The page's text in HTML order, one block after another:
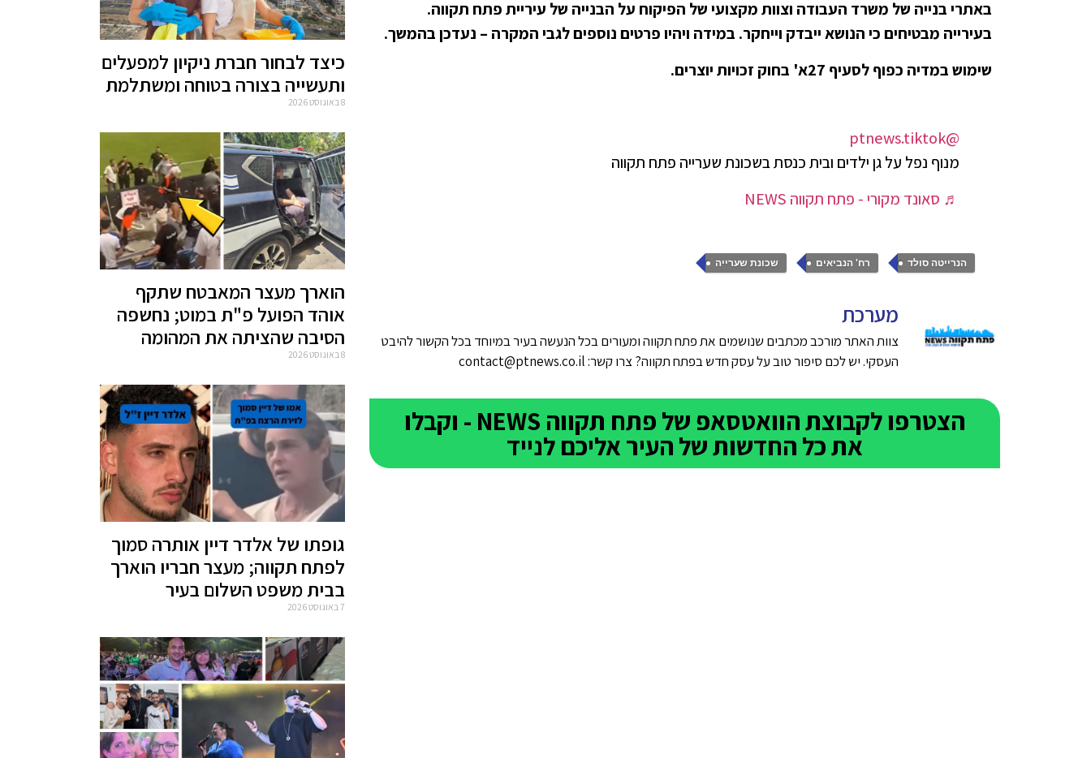
באתרי בנייה של משרד העבודה וצוות מקצועי של הפיקוח על הבנייה של עיריית פתח תקווה.
בעירייה מבטיחים כי הנושא ייבדק וייחקר. במידה ויהיו פרטים נוספים לגבי המקרה – נעדכן בהמשך.
שימוש במדיה כפוף לסעיף 27א' בחוק זכויות יוצרים.
@ptnews.tiktok
מנוף נפל על גן ילדים ובית כנסת בשכונת שערייה פתח תקווה
♬ סאונד מקורי - פתח תקווה NEWS
הנרייטה סולד , רח' הנביאים , שכונת שערייה
מערכת
צוות האתר מורכב מכתבים שנושמים את פתח תקווה ומעורים בכל הנעשה בעיר במיוחד בכל הקשור להיבט
העסקי. יש לכם סיפור טוב על עסק חדש בפתח תקווה? צרו קשר: contact@ptnews.co.il
הצטרפו לקבוצת הוואטסאפ של פתח תקווה NEWS - וקבלו
את כל החדשות של העיר אליכם לנייד
כיצד לבחור חברת ניקיון למפעלים
ותעשייה בצורה בטוחה ומשתלמת
8 באוגוסט 2026
הוארך מעצר המאבטח שתקף
אוהד הפועל פ"ת במוט; נחשפה
הסיבה שהציתה את המהומה
8 באוגוסט 2026
גופתו של אלדר דיין אותרה סמוך
לפתח תקווה; מעצר חבריו הוארך
בבית משפט השלום בעיר
7 באוגוסט 2026